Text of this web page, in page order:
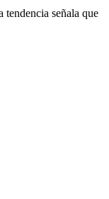
tendencia señala que